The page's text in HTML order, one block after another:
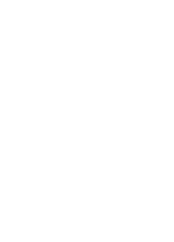
Analyse bezüglich
festgefahrenen
Familienkreis
Gestern gab es
genau die
beschrieben
hier eine immense